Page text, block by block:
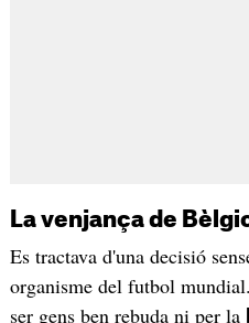
La venjança de
Es tractava d'una decisió
organisme del futbol
ser gens ben rebuda ni per la